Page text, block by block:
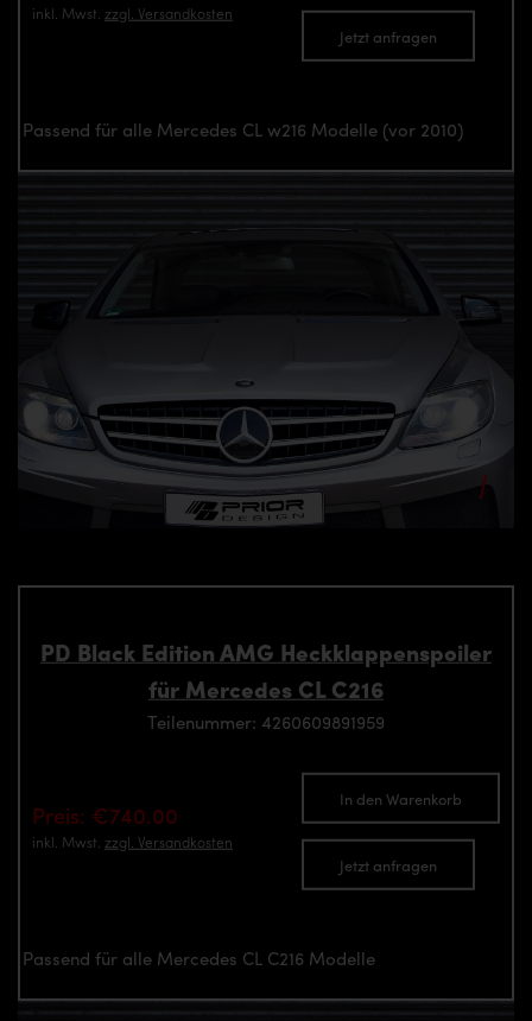
inkl. Mwst. zzgl. Versandkosten
Jetzt anfragen
Passend für alle Mercedes CL w216 Modelle (vor 2010)
PD Black Edition AMG Heckklappenspoiler
für Mercedes CL C216
Teilenummer: 4260609891959
Preis: €740.00
inkl. Mwst. zzgl. Versandkosten
In den Warenkorb
Jetzt anfragen
Passend für alle Mercedes CL C216 Modelle